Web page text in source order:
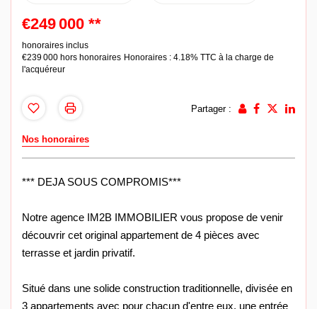
€249 000 **
honoraires inclus
€239 000 hors honoraires Honoraires : 4.18% TTC à la charge de
l'acquéreur
Partager :
Nos honoraires
*** DEJA SOUS COMPROMIS***
Notre agence IM2B IMMOBILIER vous propose de venir
découvrir cet original appartement de 4 pièces avec
terrasse et jardin privatif.
Situé dans une solide construction traditionnelle, divisée en
3 appartements avec pour chacun d'entre eux, une entrée